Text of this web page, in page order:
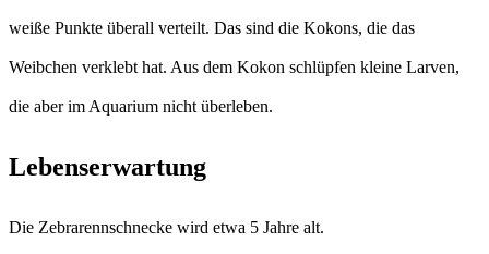
weiße Punkte überall verteilt. Das sind die Kokons, die das
Weibchen verklebt hat. Aus dem Kokon schlüpfen kleine Larven,
die aber im Aquarium nicht überleben.
Lebenserwartung
Die Zebrarennschnecke wird etwa 5 Jahre alt.